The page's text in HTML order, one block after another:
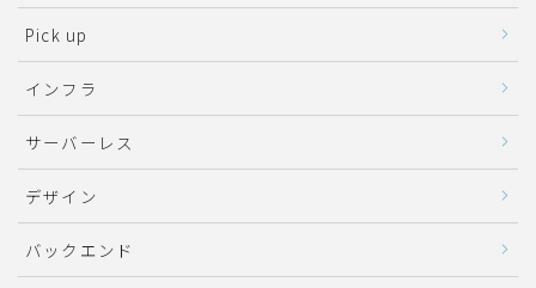
Pick up
インフラ
サーバーレス
デザイン
バックエンド